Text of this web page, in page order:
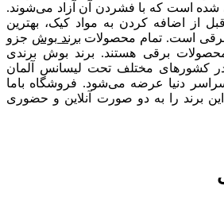
است که با فشردن آن آزاد می‌شوند.
از اضافه کردن به مواد کیک، بهترین
است. تمام محصولات برند بوش جزو
محصولات برقی هستند. برند بوش برندی
کشورهای مختلف تحت لیسانس آلمان
دنیا عرضه می‌شود. فروشگاه باما
برند را به دو صورت آنلاین و حضوری